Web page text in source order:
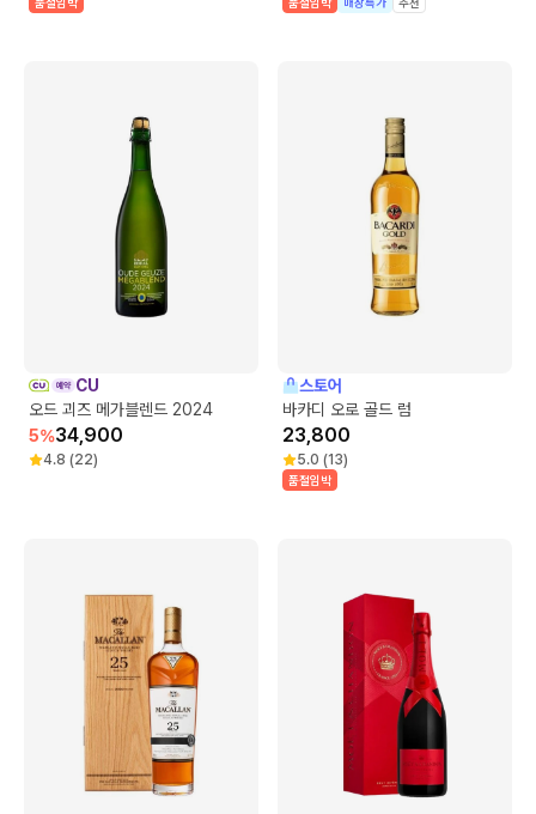
CU
오드 괴즈 메가블렌드 2024
5%34,900
4.8 (22)
스토어
바카디 오로 골드 럼
23,800
5.0 (13)
품절임박